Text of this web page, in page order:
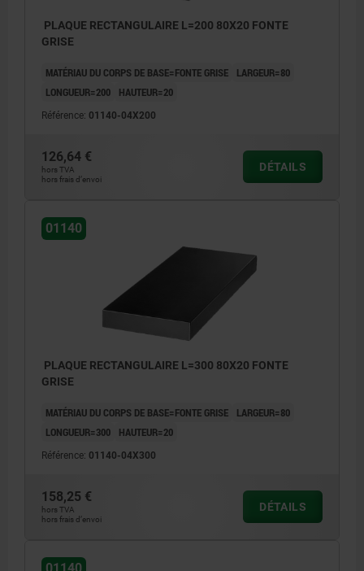
PLAQUE RECTANGULAIRE L=200 80X20 FONTE
GRISE
MATÉRIAU DU CORPS DE BASE=FONTE GRISE
LARGEUR=80
LONGUEUR=200
HAUTEUR=20
Référence: 01140-04X200
126,64 €
hors TVA
hors frais d’envoi
DÉTAILS
01140
PLAQUE RECTANGULAIRE L=300 80X20 FONTE
GRISE
MATÉRIAU DU CORPS DE BASE=FONTE GRISE
LARGEUR=80
LONGUEUR=300
HAUTEUR=20
Référence: 01140-04X300
158,25 €
hors TVA
hors frais d’envoi
DÉTAILS
01140